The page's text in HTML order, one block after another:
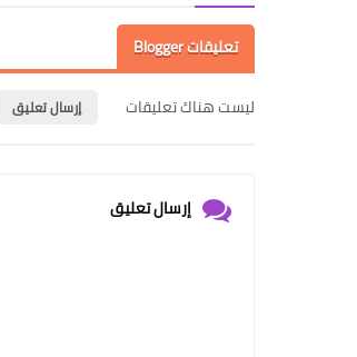
تعليقات Blogger
ليست هناك تعليقات إرسال تعليق
إرسال تعليق